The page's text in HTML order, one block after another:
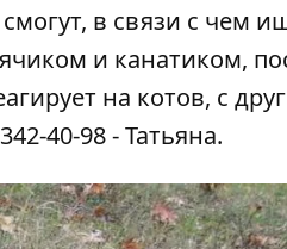
в связи с чем
и канатиком,
на котов, с
40-98 - Татьяна.